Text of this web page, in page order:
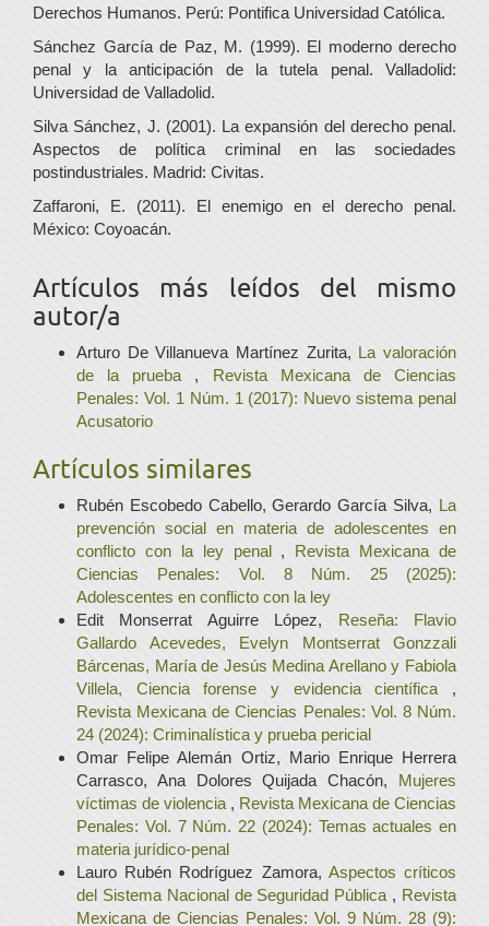
Derechos Humanos. Perú: Pontifica Universidad Católica.
Sánchez García de Paz, M. (1999). El moderno derecho
penal y la anticipación de la tutela penal. Valladolid:
Universidad de Valladolid.
Silva Sánchez, J. (2001). La expansión del derecho penal.
Aspectos de política criminal en las sociedades
postindustriales. Madrid: Civitas.
Zaffaroni, E. (2011). El enemigo en el derecho penal.
México: Coyoacán.
Artículos más leídos del mismo
autor/a
Arturo De Villanueva Martínez Zurita, La valoración
de la prueba , Revista Mexicana de Ciencias
Penales: Vol. 1 Núm. 1 (2017): Nuevo sistema penal
Acusatorio
Artículos similares
Rubén Escobedo Cabello, Gerardo García Silva, La
prevención social en materia de adolescentes en
conflicto con la ley penal , Revista Mexicana de
Ciencias Penales: Vol. 8 Núm. 25 (2025):
Adolescentes en conflicto con la ley
Edit Monserrat Aguirre López, Reseña: Flavio
Gallardo Acevedes, Evelyn Montserrat Gonzzali
Bárcenas, María de Jesús Medina Arellano y Fabiola
Villela, Ciencia forense y evidencia científica ,
Revista Mexicana de Ciencias Penales: Vol. 8 Núm.
24 (2024): Criminalística y prueba pericial
Omar Felipe Alemán Ortiz, Mario Enrique Herrera
Carrasco, Ana Dolores Quijada Chacón, Mujeres
víctimas de violencia , Revista Mexicana de Ciencias
Penales: Vol. 7 Núm. 22 (2024): Temas actuales en
materia jurídico-penal
Lauro Rubén Rodríguez Zamora, Aspectos críticos
del Sistema Nacional de Seguridad Pública , Revista
Mexicana de Ciencias Penales: Vol. 9 Núm. 28 (9):